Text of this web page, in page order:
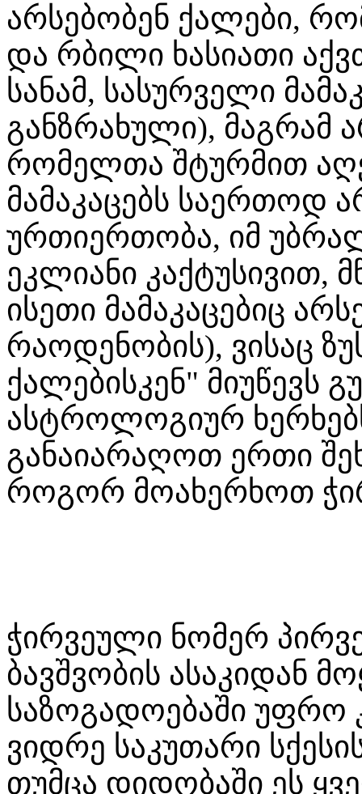
არსებობენ ქალები,
და რბილი ხასიათი
სანამ, სასურველი
განზრახული), მაგრამ
რომელთა შტურმით
მამაკაცებს საერთოდ
ურთიერთობა, იმ
ეკლიანი კაქტუსივით,
ისეთი მამაკაცებიც
რაოდენობის), ვისაც
ქალებისკენ" მიუწევს
ასტროლოგიურ
განაიარაღოთ ერთი
როგორ მოახერხოთ
ჭირვეული ნომერ
ბავშვობის ასაკიდან
საზოგადოებაში უფრო
ვიდრე საკუთარი
თუმცა დიდობაში ეს